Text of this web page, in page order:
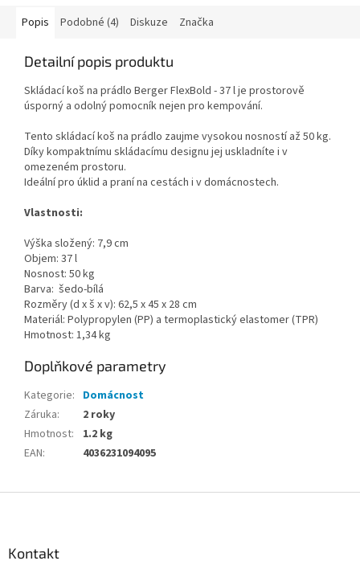
Popis Podobné (4) Diskuze Značka
Detailní popis produktu
Skládací koš na prádlo Berger FlexBold - 37 l je prostorově
úsporný a odolný pomocník nejen pro kempování.
Tento skládací koš na prádlo zaujme vysokou nosností až 50 kg.
Díky kompaktnímu skládacímu designu jej uskladníte i v
omezeném prostoru.
Ideální pro úklid a praní na cestách i v domácnostech.
Vlastnosti:
Výška složený: 7,9 cm
Objem: 37 l
Nosnost: 50 kg
Barva: šedo-bílá
Rozměry (d x š x v): 62,5 x 45 x 28 cm
Materiál: Polypropylen (PP) a termoplastický elastomer (TPR)
Hmotnost: 1,34 kg
Doplňkové parametry
Kategorie: Domácnost
Záruka:
2 roky
Hmotnost:
1.2 kg
EAN: 4036231094095
Kontakt